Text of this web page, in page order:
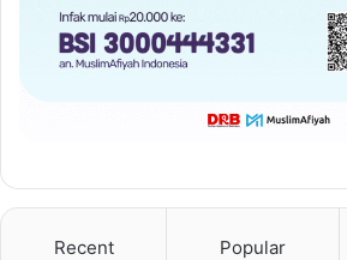
Recent Popular